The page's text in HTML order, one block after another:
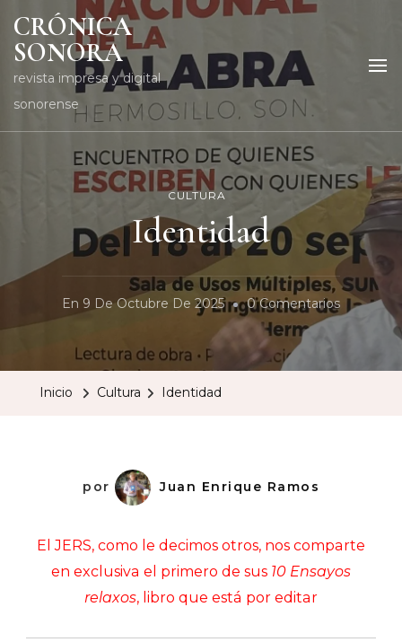
CRÓNICA
SONORA
revista impresa y digital
sonorense
CULTURA
Identidad
En 9 De Octubre De 2025 0 ComentariosEn
Identidad
Inicio Cultura Identidad
por Juan Enrique Ramos
El JERS, como le decimos otros, nos comparte
en exclusiva el primero de sus 10 Ensayos
relaxos, libro que está por editar